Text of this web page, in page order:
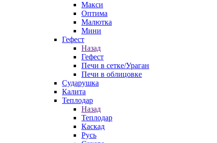
Макси
Оптима
Малютка
Мини
Гефест
Назад
Гефест
Печи в сетке/Ураган
Печи в облицовке
Сударушка
Калита
Теплодар
Назад
Теплодар
Каскад
Русь